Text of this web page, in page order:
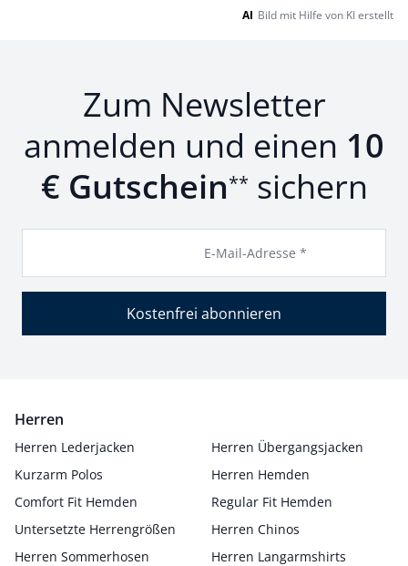
AI Bild mit Hilfe von KI erstellt
Zum Newsletter
anmelden und einen 10
€ Gutschein** sichern
E-Mail-Adresse *
Kostenfrei abonnieren
Herren
Herren Lederjacken
Herren Übergangsjacken
Kurzarm Polos
Herren Hemden
Comfort Fit Hemden
Regular Fit Hemden
Untersetzte Herrengrößen
Herren Chinos
Herren Sommerhosen
Herren Langarmshirts